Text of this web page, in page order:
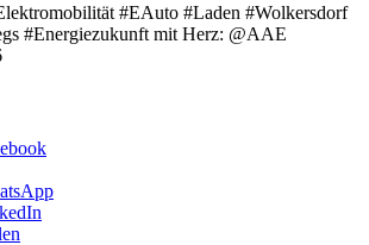
#EAuto #Laden #Wolkersdorf
#Energiezukunft mit Herz: @AAE